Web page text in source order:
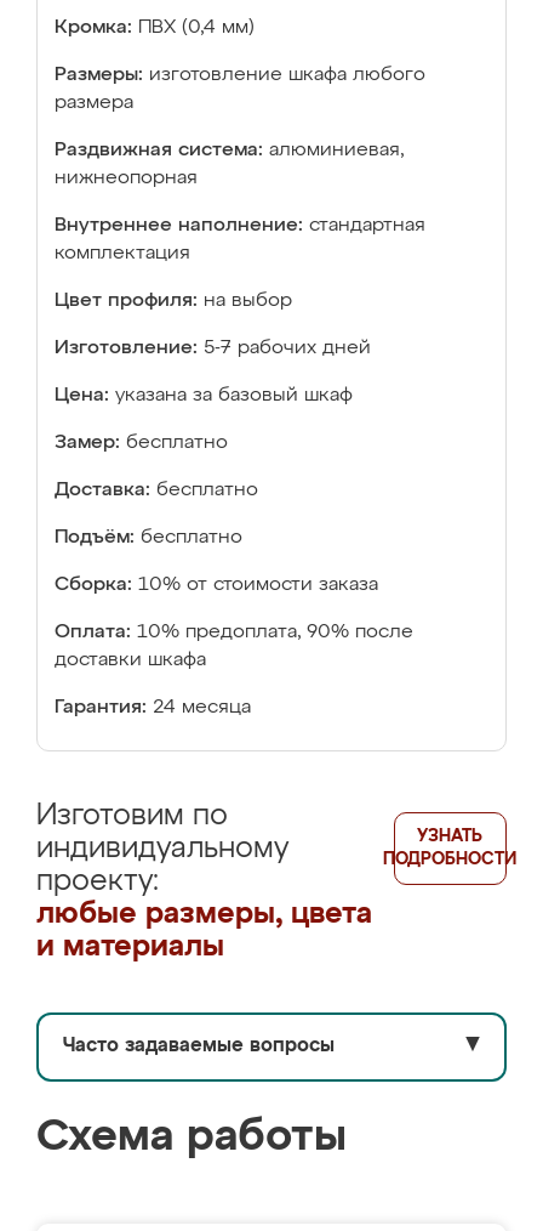
Кромка: ПВХ (0,4 мм)
Размеры: изготовление шкафа любого
размера
Раздвижная система: алюминиевая,
нижнеопорная
Внутреннее наполнение: стандартная
комплектация
Цвет профиля: на выбор
Изготовление: 5-7 рабочих дней
Цена: указана за базовый шкаф
Замер: бесплатно
Доставка: бесплатно
Подъём: бесплатно
Сборка: 10% от стоимости заказа
Оплата: 10% предоплата, 90% после
доставки шкафа
Гарантия: 24 месяца
Изготовим по
индивидуальному
проекту:
любые размеры, цвета
и материалы
УЗНАТЬ
ПОДРОБНОСТИ
Часто задаваемые вопросы ▼
Схема работы